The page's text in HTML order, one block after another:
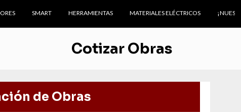
SMART HERRAMIENTAS MATERIALES ELÉCTRICOS
Cotizar Obras
de Obras